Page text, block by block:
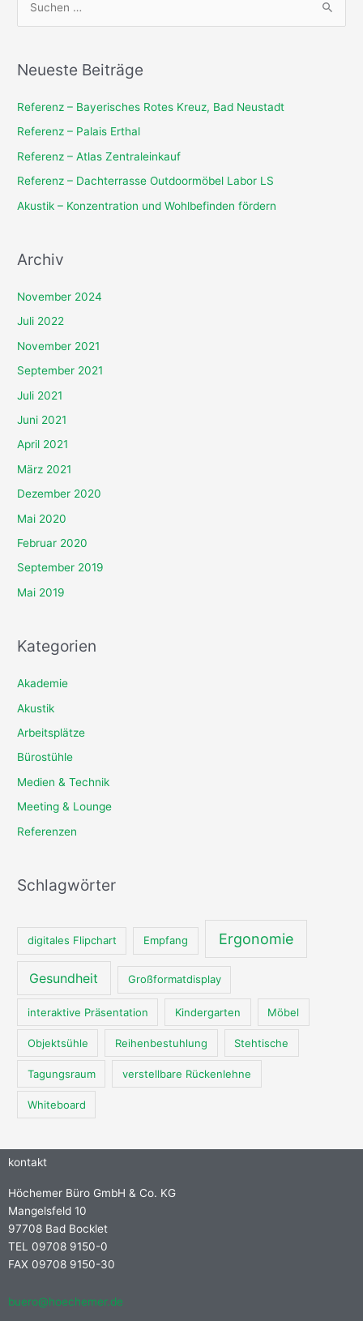
h
a
c
h
Neueste Beiträge
Referenz – Bayerisches Rotes Kreuz, Bad Neustadt
Referenz – Palais Erthal
Referenz – Atlas Zentraleinkauf
Referenz – Dachterrasse Outdoormöbel Labor LS
Akustik – Konzentration und Wohlbefinden fördern
Archiv
November 2024
Juli 2022
November 2021
September 2021
Juli 2021
Juni 2021
April 2021
März 2021
Dezember 2020
Mai 2020
Februar 2020
September 2019
Mai 2019
Kategorien
Akademie
Akustik
Arbeitsplätze
Bürostühle
Medien & Technik
Meeting & Lounge
Referenzen
Schlagwörter
digitales Flipchart Empfang Ergonomie
Gesundheit Großformatdisplay
interaktive Präsentation Kindergarten Möbel
Objektsühle Reihenbestuhlung Stehtische
Tagungsraum verstellbare Rückenlehne
Whiteboard
kontakt
Höchemer Büro GmbH & Co. KG
Mangelsfeld 10
97708 Bad Bocklet
TEL 09708 9150-0
FAX 09708 9150-30
buero@hoechemer.de